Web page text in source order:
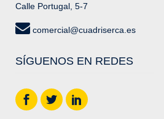
Calle Portugal, 5-7
comercial@cuadriserca.es
SÍGUENOS EN REDES